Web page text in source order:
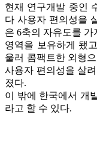
현재 연구개발 중인
다 사용자 편의성을
은 6축의 자유도를
영역을 보유하게 됐
울러 콤팩트한 외형
사용자 편의성을 살
졌다.
이 밖에 한국에서 개
라고 할 수 있다.